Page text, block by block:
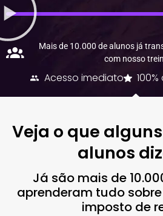
Mais de 10.000 de alunos já
com nosso
Acesso imediato
Veja o que
alunos
Já são mais de
aprenderam tudo
imposto de